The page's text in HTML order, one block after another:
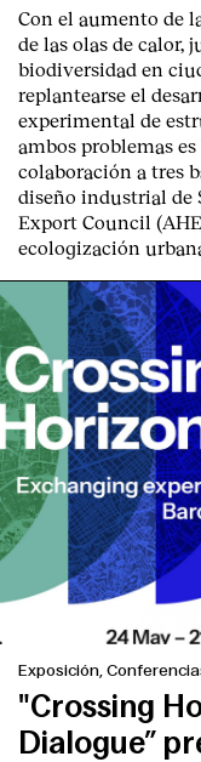
Con el aumento de
de las olas de calor,
biodiversidad en
replantearse el
experimental de
ambos problemas
colaboración a tres
diseño industrial de
Export Council
ecologización
Exposición,
"Crossing
Dialogue”